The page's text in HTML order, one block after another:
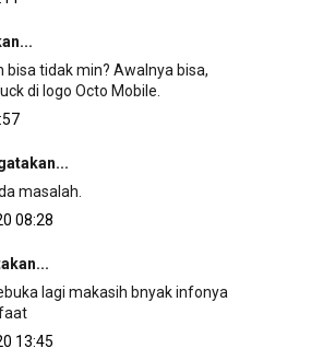
bisa tidak min? Awalnya bisa,
di logo Octo Mobile.
masalah.
08:28
lagi makasih bnyak infonya
13:45